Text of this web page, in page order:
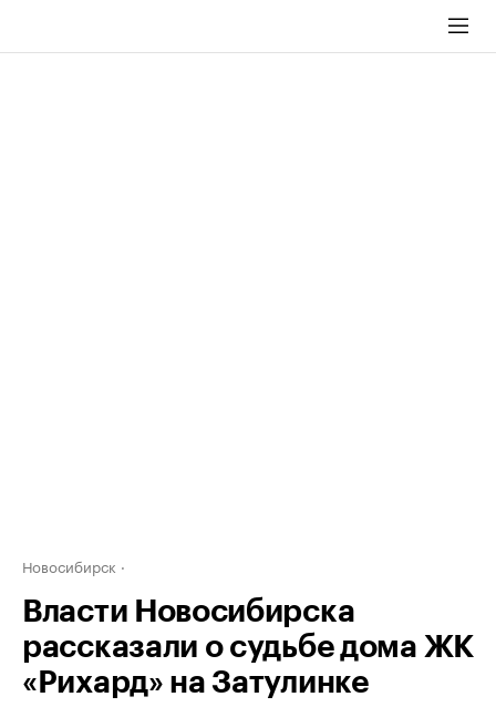
Новосибирск
Власти Новосибирска
рассказали о судьбе дома ЖК
«Рихард» на Затулинке